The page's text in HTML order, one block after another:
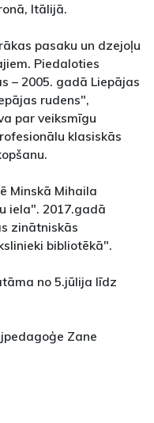
Itālijā.
pasaku un dzejoļu
Piedaloties
– 2005. gadā Liepājas
rudens",
par veiksmīgu
klasiskās
Minskā Mihaila
iela". 2017.gadā
zinātniskās
bibliotēkā".
no 5.jūlija līdz
Zane